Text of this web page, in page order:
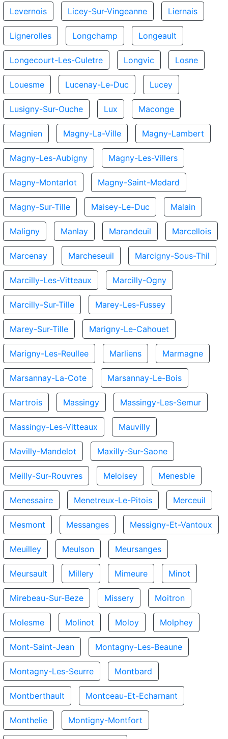
Levernois Licey-Sur-Vingeanne Liernais
Lignerolles Longchamp Longeault
Longecourt-Les-Culetre Longvic Losne
Louesme Lucenay-Le-Duc Lucey
Lusigny-Sur-Ouche Lux Maconge
Magnien Magny-La-Ville Magny-Lambert
Magny-Les-Aubigny Magny-Les-Villers
Magny-Montarlot Magny-Saint-Medard
Magny-Sur-Tille Maisey-Le-Duc Malain
Maligny Manlay Marandeuil Marcellois
Marcenay Marcheseuil Marcigny-Sous-Thil
Marcilly-Les-Vitteaux Marcilly-Ogny
Marcilly-Sur-Tille Marey-Les-Fussey
Marey-Sur-Tille Marigny-Le-Cahouet
Marigny-Les-Reullee Marliens Marmagne
Marsannay-La-Cote Marsannay-Le-Bois
Martrois Massingy Massingy-Les-Semur
Massingy-Les-Vitteaux Mauvilly
Mavilly-Mandelot Maxilly-Sur-Saone
Meilly-Sur-Rouvres Meloisey Menesble
Menessaire Menetreux-Le-Pitois Merceuil
Mesmont Messanges Messigny-Et-Vantoux
Meuilley Meulson Meursanges
Meursault Millery Mimeure Minot
Mirebeau-Sur-Beze Missery Moitron
Molesme Molinot Moloy Molphey
Mont-Saint-Jean Montagny-Les-Beaune
Montagny-Les-Seurre Montbard
Montberthault Montceau-Et-Echarnant
Monthelie Montigny-Montfort